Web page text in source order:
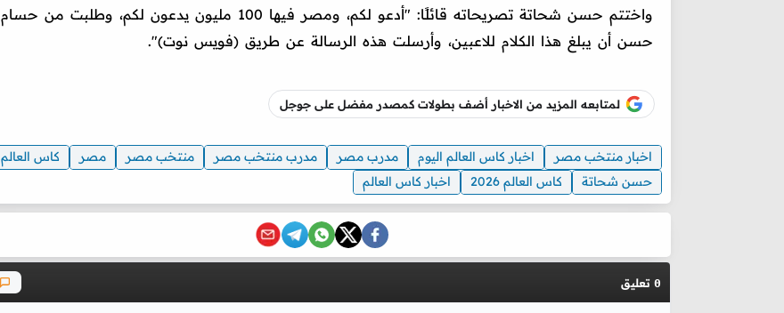
واختتم حسن شحاتة تصريحاته قائلًا: "أدعو لكم، ومصر فيها 100 مليون يدعون لكم، وطلبت من حسام
حسن أن يبلغ هذا الكلام للاعبين، وأرسلت هذه الرسالة عن طريق (فويس نوت)".
لمتابعه المزيد من الاخبار أضف بطولات كمصدر مفضل على جوجل
اخبار منتخب مصر اخبار كاس العالم اليوم مدرب مصر مدرب منتخب مصر منتخب مصر مصر
كاس العالم
حسن شحاتة
كاس العالم 2026 اخبار كاس العالم
0 تعليق